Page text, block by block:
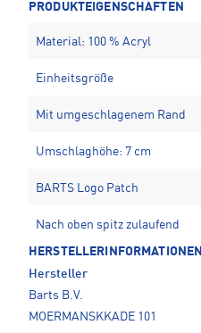
PRODUKTEIGENSCHAFTEN
Material: 100 % Acryl
Einheitsgröße
Mit umgeschlagenem Rand
Umschlaghöhe: 7 cm
BARTS Logo Patch
Nach oben spitz zulaufend
HERSTELLERINFORMATIONEN
Hersteller
Barts B.V.
MOERMANSKKADE 101